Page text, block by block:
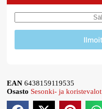
EAN6438159119535
Osasto Sesonki- ja koristevalot